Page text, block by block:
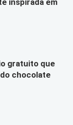
inspirada em
gratuito que
chocolate